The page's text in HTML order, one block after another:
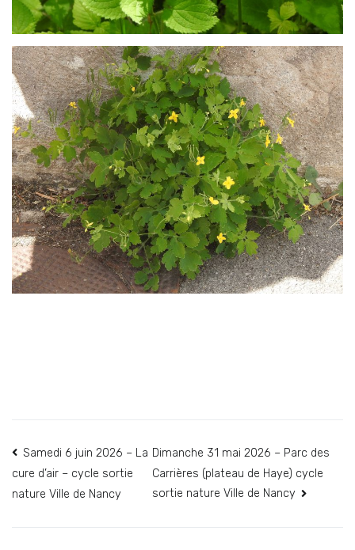
Navigation
de
Samedi 6 juin 2026 – La
cure d’air – cycle sortie
nature Ville de Nancy
Dimanche 31 mai 2026 – Parc des
Carrières (plateau de Haye) cycle
sortie nature Ville de Nancy